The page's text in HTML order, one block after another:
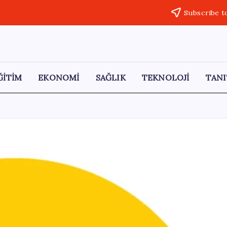
Subscribe
EKONOMİ SAĞLIK TEKNOLOJİ